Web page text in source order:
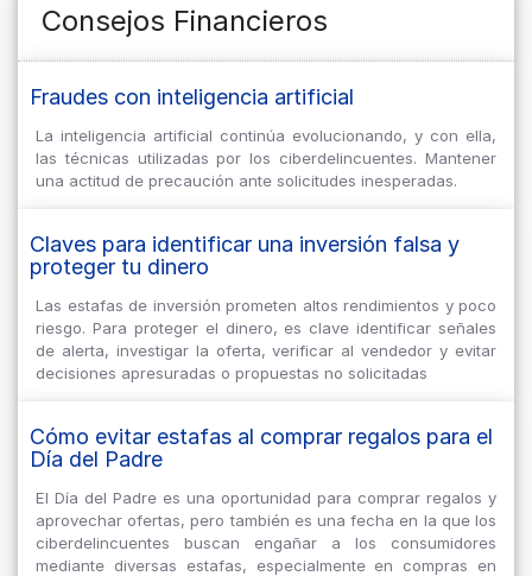
Consejos Financieros
Fraudes con inteligencia artificial
La inteligencia artificial continúa evolucionando, y con ella,
las técnicas utilizadas por los ciberdelincuentes. Mantener
una actitud de precaución ante solicitudes inesperadas.
Claves para identificar una inversión falsa y
proteger tu dinero
Las estafas de inversión prometen altos rendimientos y poco
riesgo. Para proteger el dinero, es clave identificar señales
de alerta, investigar la oferta, verificar al vendedor y evitar
decisiones apresuradas o propuestas no solicitadas
Cómo evitar estafas al comprar regalos para el
Día del Padre
El Día del Padre es una oportunidad para comprar regalos y
aprovechar ofertas, pero también es una fecha en la que los
ciberdelincuentes buscan engañar a los consumidores
mediante diversas estafas, especialmente en compras en